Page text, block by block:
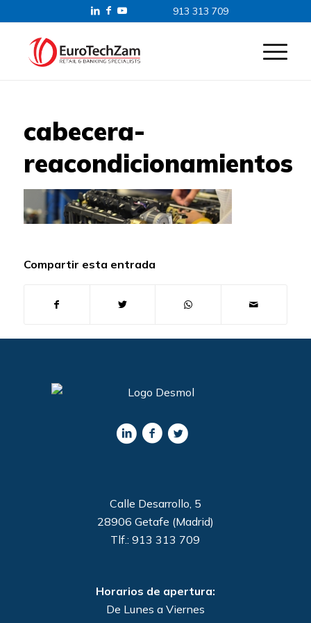
913 313 709
cabecera-
reacondicionamientos
Compartir esta entrada
Calle Desarrollo, 5
28906 Getafe (Madrid)
Tlf.: 913 313 709
Horarios de apertura:
De Lunes a Viernes